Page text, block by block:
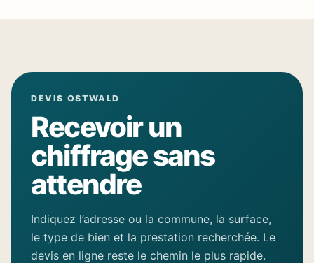
DEVIS OSTWALD
Recevoir un
chiffrage sans
attendre
Indiquez l’adresse ou la commune, la surface,
le type de bien et la prestation recherchée. Le
devis en ligne reste le chemin le plus rapide.